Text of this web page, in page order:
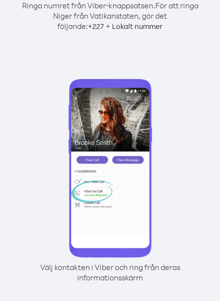
Ringa numret från Viber-knappsatsen.För att ringa
Niger från Vatikanstaten, gör det
följande:+227 + Lokalt nummer
Välj kontakten i Viber och ring från deras
informationsskärm